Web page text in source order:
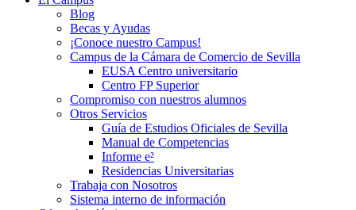
Blog
Becas y Ayudas
¡Conoce nuestro Campus!
Campus de la Cámara de Comercio de Sevilla
EUSA Centro universitario
Centro FP Superior
Compromiso con nuestros alumnos
Otros Servicios
Guía de Estudios Oficiales de Sevilla
Manual de Competencias
Informe e²
Residencias Universitarias
Trabaja con Nosotros
Sistema interno de información